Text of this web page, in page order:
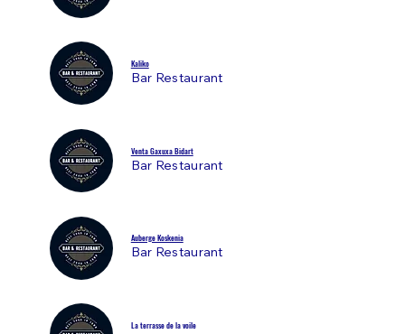
Kaliko
Bar Restaurant
Venta Gaxuxa Bidart
Bar Restaurant
Auberge Koskenia
Bar Restaurant
La terrasse de la voile